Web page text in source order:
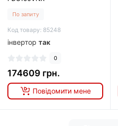
По запиту
Код товару: 85248
інвертор так
0
174609 грн.
Повідомити мене